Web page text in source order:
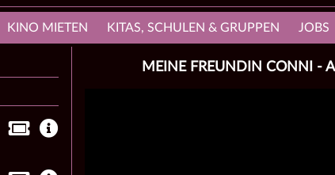
KINO MIETEN KITAS, SCHULEN & GRUPPEN JOBS
MEINE FREUNDIN CONNI -